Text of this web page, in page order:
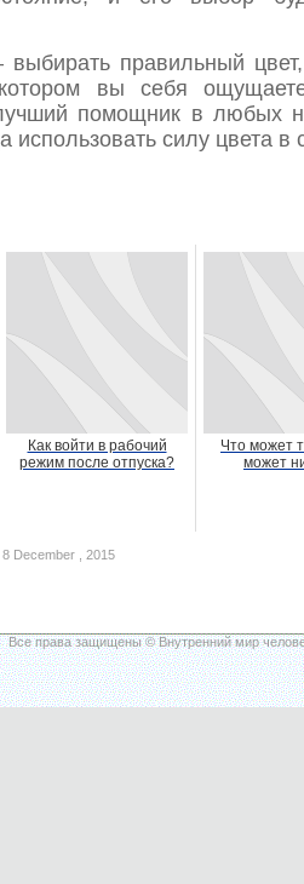
правильный
вы себя
помощник в любых
использовать силу цвета в
Как войти в рабочий
режим после отпуска?
Что может
может
8 December , 2015
Все права защищены © Внутренний мир